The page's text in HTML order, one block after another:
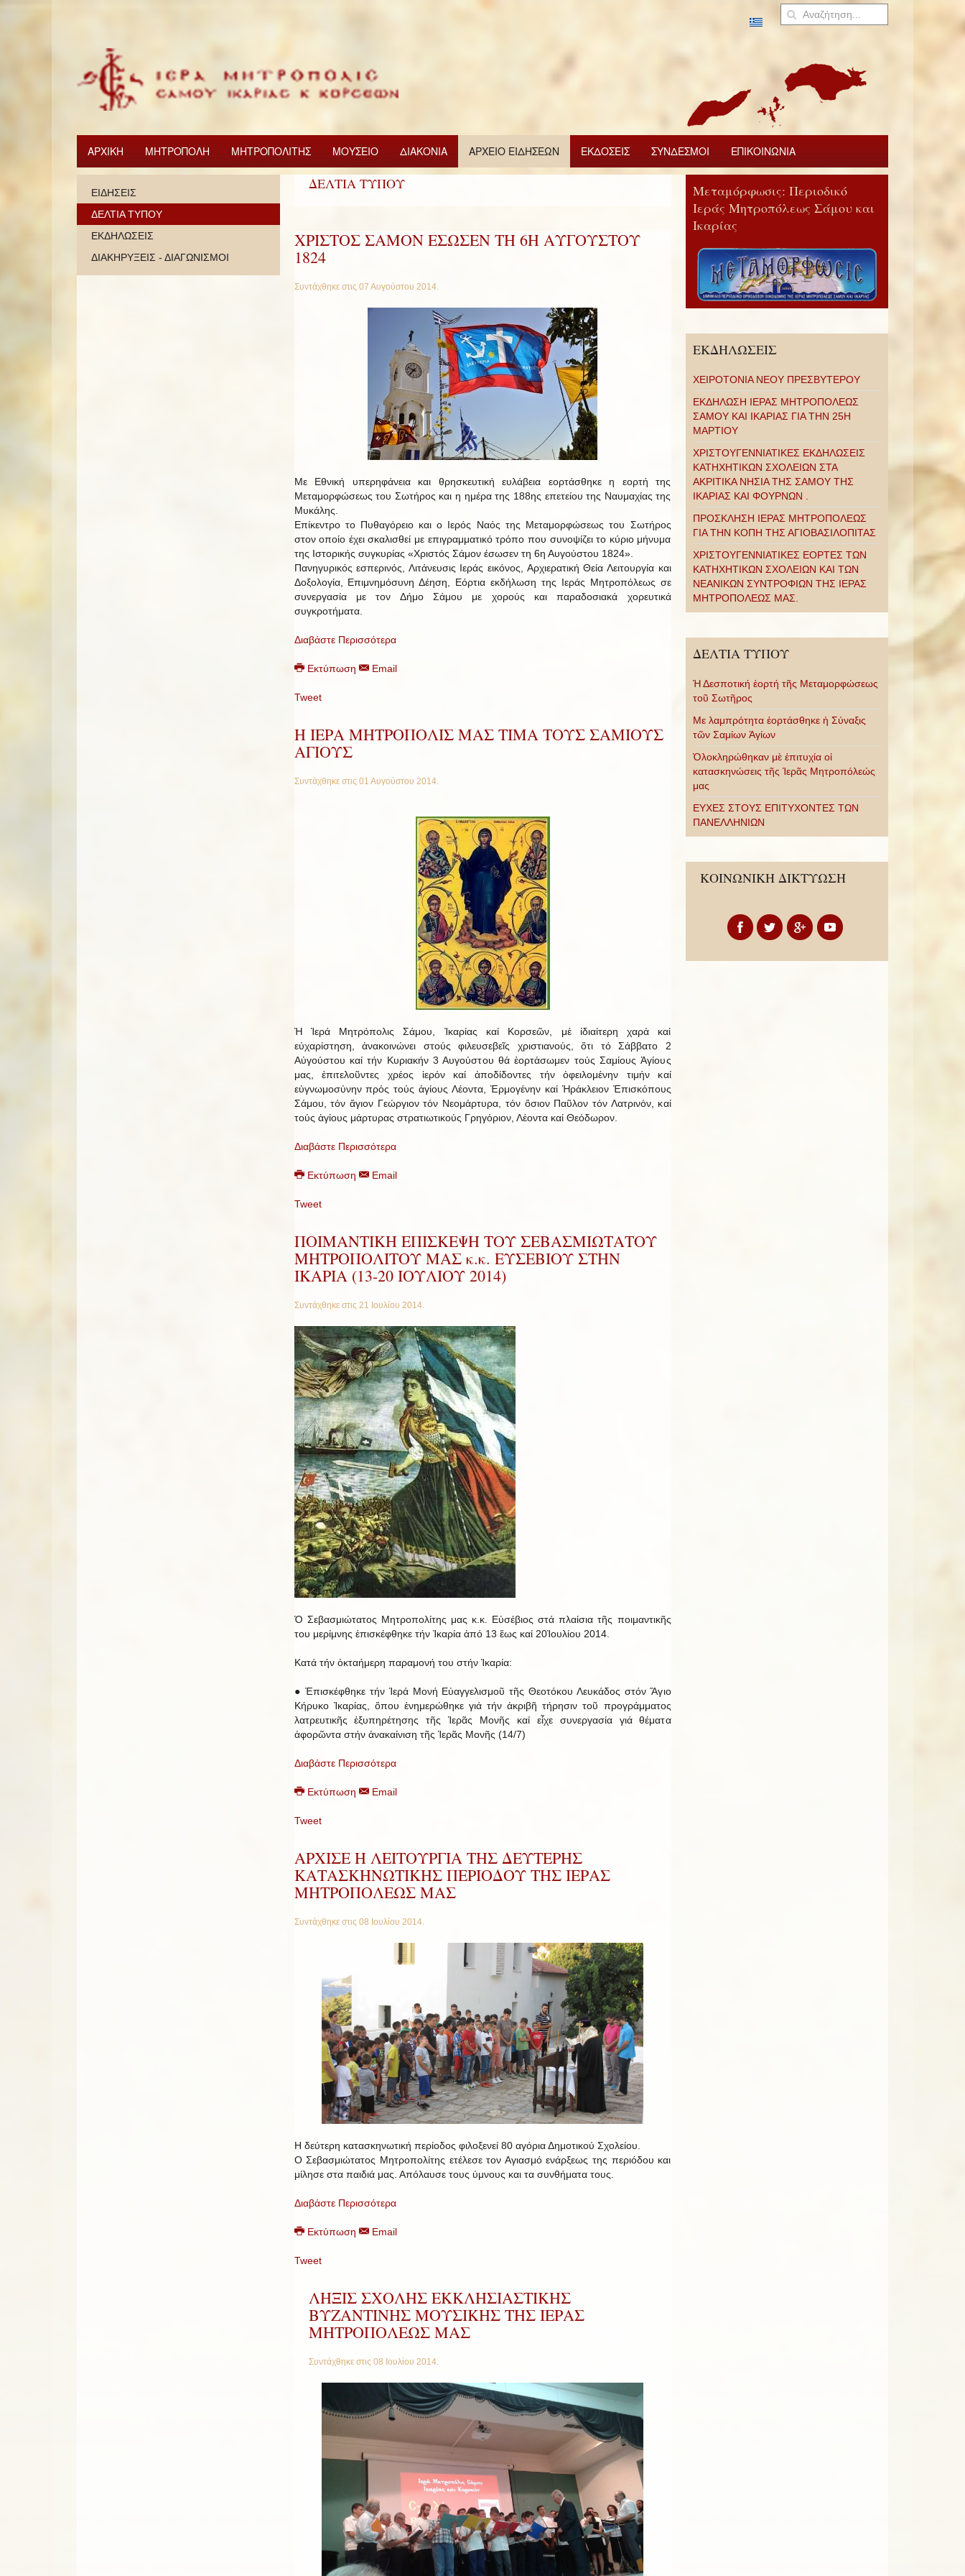
ΑΡΧΙΚΗ ΜΗΤΡΟΠΟΛΗ ΜΗΤΡΟΠΟΛΙΤΗΣ ΜΟΥΣΕΙΟ ΔΙΑΚΟΝΙΑ ΑΡΧΕΙΟ ΕΙΔΗΣΕΩΝ ΕΚΔΟΣΕΙΣ ΣΥΝΔΕΣΜΟΙ ΕΠΙΚΟΙΝΩΝΙΑ
ΔΕΛΤΙΑ ΤΥΠΟΥ
ΧΡΙΣΤΟΣ ΣΑΜΟΝ ΕΣΩΣΕΝ ΤΗ 6Η ΑΥΓΟΥΣΤΟΥ
1824
Συντάχθηκε στις 07 Αυγούστου 2014.
Με Εθνική υπερηφάνεια και θρησκευτική ευλάβεια εορτάσθηκε η εορτή της
Μεταμορφώσεως του Σωτήρος και η ημέρα της 188ης επετείου της Ναυμαχίας της
Μυκάλης.
Επίκεντρο το Πυθαγόρειο και ο Ιερός Ναός της Μεταμορφώσεως του Σωτήρος
στον οποίο έχει σκαλισθεί με επιγραμματικό τρόπο που συνοψίζει το κύριο μήνυμα
της Ιστορικής συγκυρίας «Χριστός Σάμον έσωσεν τη 6η Αυγούστου 1824».
Πανηγυρικός εσπερινός, Λιτάνευσις Ιεράς εικόνος, Αρχιερατική Θεία Λειτουργία και
Δοξολογία, Επιμνημόσυνη Δέηση, Εόρτια εκδήλωση της Ιεράς Μητροπόλεως σε
συνεργασία με τον Δήμο Σάμου με χορούς και παραδοσιακά χορευτικά
συγκροτήματα.
Διαβάστε Περισσότερα
Εκτύπωση Email
Tweet
Η ΙΕΡΑ ΜΗΤΡΟΠΟΛΙΣ ΜΑΣ ΤΙΜΑ ΤΟΥΣ ΣΑΜΙΟΥΣ
ΑΓΙΟΥΣ
Συντάχθηκε στις 01 Αυγούστου 2014.
Ἡ Ἱερά Μητρόπολις Σάμου, Ἰκαρίας καί Κορσεῶν, μέ ἰδιαίτερη χαρά καί
εὐχαρίστηση, ἀνακοινώνει στούς φιλευσεβεῖς χριστιανούς, ὅτι τό Σάββατο 2
Αὐγούστου καί τήν Κυριακήν 3 Αυγούστου θά ἑορτάσωμεν τούς Σαμίους Ἁγίους
μας, ἐπιτελοῦντες χρέος ἱερόν καί ἀποδίδοντες τήν ὀφειλομένην τιμήν καί
εὐγνωμοσύνην πρός τούς ἁγίους Λέοντα, Ἑρμογένην καί Ἡράκλειον Ἐπισκόπους
Σάμου, τόν ἅγιον Γεώργιον τόν Νεομάρτυρα, τόν ὅσιον Παῦλον τόν Λατρινόν, καί
τούς ἁγίους μάρτυρας στρατιωτικούς Γρηγόριον, Λέοντα καί Θεόδωρον.
Διαβάστε Περισσότερα
Εκτύπωση Email
Tweet
ΠΟΙΜΑΝΤΙΚΗ ΕΠΙΣΚΕΨΗ ΤΟΥ ΣΕΒΑΣΜΙΩΤΑΤΟΥ
ΜΗΤΡΟΠΟΛΙΤΟΥ ΜΑΣ κ.κ. ΕΥΣΕΒΙΟΥ ΣΤΗΝ
ΙΚΑΡΙΑ (13-20 ΙΟΥΛΙΟΥ 2014)
Συντάχθηκε στις 21 Ιουλίου 2014.
Ὁ Σεβασμιώτατος Μητροπολίτης μας κ.κ. Εὐσέβιος στά πλαίσια τῆς ποιμαντικῆς
του μερίμνης ἐπισκέφθηκε τήν Ἰκαρία ἀπό 13 ἕως καί 20Ἰουλίου 2014.
Κατά τήν ὀκταήμερη παραμονή του στήν Ἰκαρία:
● Ἐπισκέφθηκε τήν Ἱερά Μονή Εὐαγγελισμοῦ τῆς Θεοτόκου Λευκάδος στόν Ἅγιο
Κήρυκο Ἰκαρίας, ὅπου ἐνημερώθηκε γιά τήν ἀκριβῆ τήρησιν τοῦ προγράμματος
λατρευτικῆς ἐξυπηρέτησης τῆς Ἱερᾶς Μονῆς καί εἶχε συνεργασία γιά θέματα
ἀφορῶντα στήν ἀνακαίνιση τῆς Ἱερᾶς Μονῆς (14/7)
Διαβάστε Περισσότερα
Εκτύπωση Email
Tweet
AΡΧΙΣΕ Η ΛΕΙΤΟΥΡΓΙΑ ΤΗΣ ΔΕΥΤΕΡΗΣ
ΚΑΤΑΣΚΗΝΩΤΙΚΗΣ ΠΕΡΙΟΔΟΥ ΤΗΣ ΙΕΡΑΣ
ΜΗΤΡΟΠΟΛΕΩΣ ΜΑΣ
Συντάχθηκε στις 08 Ιουλίου 2014.
Η δεύτερη κατασκηνωτική περίοδος φιλοξενεί 80 αγόρια Δημοτικού Σχολείου.
Ο Σεβασμιώτατος Μητροπολίτης ετέλεσε τον Αγιασμό ενάρξεως της περιόδου και
μίλησε στα παιδιά μας. Απόλαυσε τους ύμνους και τα συνθήματα τους.
Διαβάστε Περισσότερα
Εκτύπωση Email
Tweet
ΛΗΞΙΣ ΣΧΟΛΗΣ ΕΚΚΛΗΣΙΑΣΤΙΚΗΣ
ΒΥΖΑΝΤΙΝΗΣ ΜΟΥΣΙΚΗΣ ΤΗΣ ΙΕΡΑΣ
ΜΗΤΡΟΠΟΛΕΩΣ ΜΑΣ
Συντάχθηκε στις 08 Ιουλίου 2014.
ΕΙΔΗΣΕΙΣ
ΔΕΛΤΙΑ ΤΥΠΟΥ
ΕΚΔΗΛΩΣΕΙΣ
ΔΙΑΚΗΡΥΞΕΙΣ - ΔΙΑΓΩΝΙΣΜΟΙ
Μεταμόρφωσις: Περιοδικό
Ιεράς Μητροπόλεως Σάμου και
Ικαρίας
ΕΚΔΗΛΩΣΕΙΣ
ΧΕΙΡΟΤΟΝΙΑ ΝΕΟΥ ΠΡΕΣΒΥΤΕΡΟΥ
ΕΚΔΗΛΩΣΗ ΙΕΡΑΣ ΜΗΤΡΟΠΟΛΕΩΣ
ΣΑΜΟΥ ΚΑΙ ΙΚΑΡΙΑΣ ΓΙΑ ΤΗΝ 25Η
ΜΑΡΤΙΟΥ
ΧΡΙΣΤΟΥΓΕΝΝΙΑΤΙΚΕΣ ΕΚΔΗΛΩΣΕΙΣ
ΚΑΤΗΧΗΤΙΚΩΝ ΣΧΟΛΕΙΩΝ ΣΤΑ
ΑΚΡΙΤΙΚΑ ΝΗΣΙΑ ΤΗΣ ΣΑΜΟΥ ΤΗΣ
ΙΚΑΡΙΑΣ ΚΑΙ ΦΟΥΡΝΩΝ .
ΠΡΟΣΚΛΗΣΗ ΙΕΡΑΣ ΜΗΤΡΟΠΟΛΕΩΣ
ΓΙΑ ΤΗΝ ΚΟΠΗ ΤΗΣ ΑΓΙΟΒΑΣΙΛΟΠΙΤΑΣ
ΧΡΙΣΤΟΥΓΕΝΝΙΑΤΙΚΕΣ ΕΟΡΤΕΣ ΤΩΝ
ΚΑΤΗΧΗΤΙΚΩΝ ΣΧΟΛΕΙΩΝ ΚΑΙ ΤΩΝ
ΝΕΑΝΙΚΩΝ ΣΥΝΤΡΟΦΙΩΝ ΤΗΣ ΙΕΡΑΣ
ΜΗΤΡΟΠΟΛΕΩΣ ΜΑΣ.
ΔΕΛΤΙΑ ΤΥΠΟΥ
Ἡ Δεσποτική ἑορτή τῆς Μεταμορφώσεως
τοῦ Σωτῆρος
Με λαμπρότητα ἑορτάσθηκε ἡ Σύναξις
τῶν Σαμίων Ἁγίων
Ὁλοκληρώθηκαν μὲ ἐπιτυχία οἱ
κατασκηνώσεις τῆς Ἱερᾶς Μητροπόλεώς
μας
ΕΥΧΕΣ ΣΤΟΥΣ ΕΠΙΤΥΧΟΝΤΕΣ ΤΩΝ
ΠΑΝΕΛΛΗΝΙΩΝ
ΚΟΙΝΩΝΙΚΗ ΔΙΚΤΥΩΣΗ